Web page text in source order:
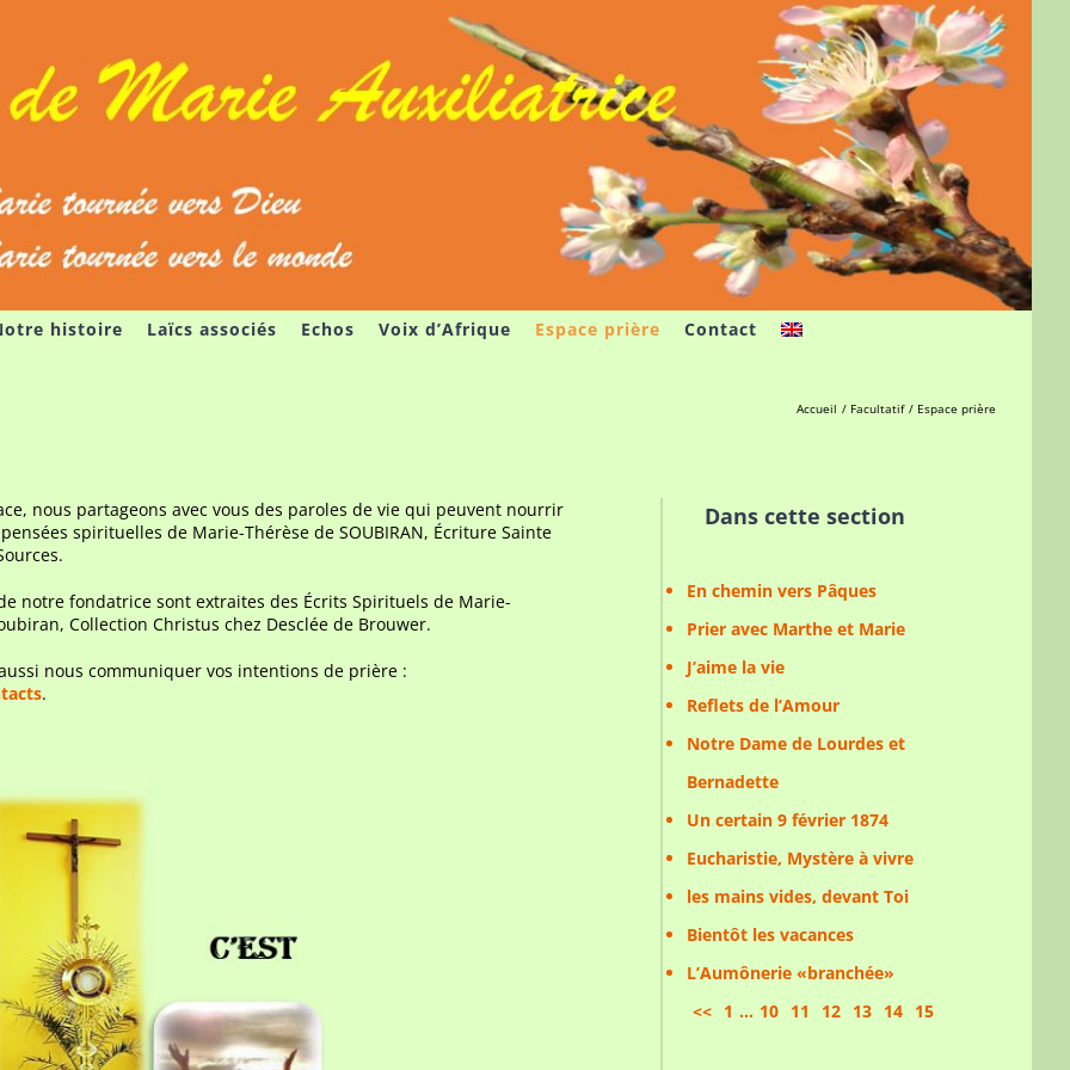
histoire Laïcs associés Echos Voix d’Afrique Espace prière Contact
Accueil Facultatif Espace prière
nous partageons avec vous des paroles de vie qui peuvent nourrir
spirituelles de Marie-Thérèse de SOUBIRAN, Écriture Sainte
notre fondatrice sont extraites des Écrits Spirituels de Marie-
Collection Christus chez Desclée de Brouwer.
nous communiquer vos intentions de prière :
.
Dans cette section
En chemin vers Pâques
Prier avec Marthe et Marie
J’aime la vie
Reflets de l’Amour
Notre Dame de Lourdes et
Bernadette
Un certain 9 février 1874
Eucharistie, Mystère à vivre
les mains vides, devant Toi
Bientôt les vacances
L’Aumônerie «branchée»
<< 1 ... 10 11 12 13 14 15